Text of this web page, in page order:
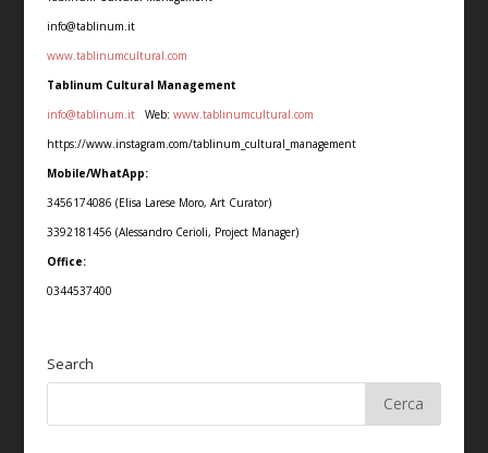
info@tablinum.it
www.tablinumcultural.com
Tablinum Cultural Management
info@tablinum.itWeb: www.tablinumcultural.com
https://www.instagram.com/tablinum_cultural_management
Mobile/WhatApp:
3456174086 (Elisa Larese Moro, Art Curator)
3392181456 (Alessandro Cerioli, Project Manager)
Office:
0344537400
Search